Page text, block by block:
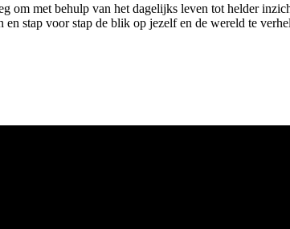
om met behulp van het dagelijks leven tot helder
stap voor stap de blik op jezelf en de wereld te